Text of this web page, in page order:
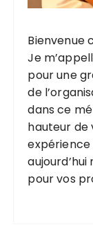
Bienvenue
Je
pour une
de
dans ce
hauteur de
expérience
pour vos